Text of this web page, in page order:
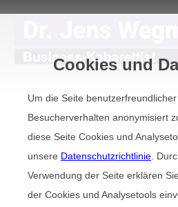
Demovideo
Referenzen
Cookies und
Um die Seite
Besucherverhalten anonymisiert
diese Seite Cookies und
unsere Datenschutzrichtlinie .
Verwendung der Seite erklären
der Cookies und Analysetools